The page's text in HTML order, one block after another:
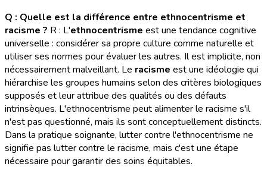
Q : Quelle est la différence entre ethnocentrisme et
racisme ? R : L'ethnocentrisme est une tendance cognitive
universelle : considérer sa propre culture comme naturelle et
utiliser ses normes pour évaluer les autres. Il est implicite, non
nécessairement malveillant. Le racisme est une idéologie qui
hiérarchise les groupes humains selon des critères biologiques
supposés et leur attribue des qualités ou des défauts
intrinsèques. L'ethnocentrisme peut alimenter le racisme s'il
n'est pas questionné, mais ils sont conceptuellement distincts.
Dans la pratique soignante, lutter contre l'ethnocentrisme ne
signifie pas lutter contre le racisme, mais c'est une étape
nécessaire pour garantir des soins équitables.